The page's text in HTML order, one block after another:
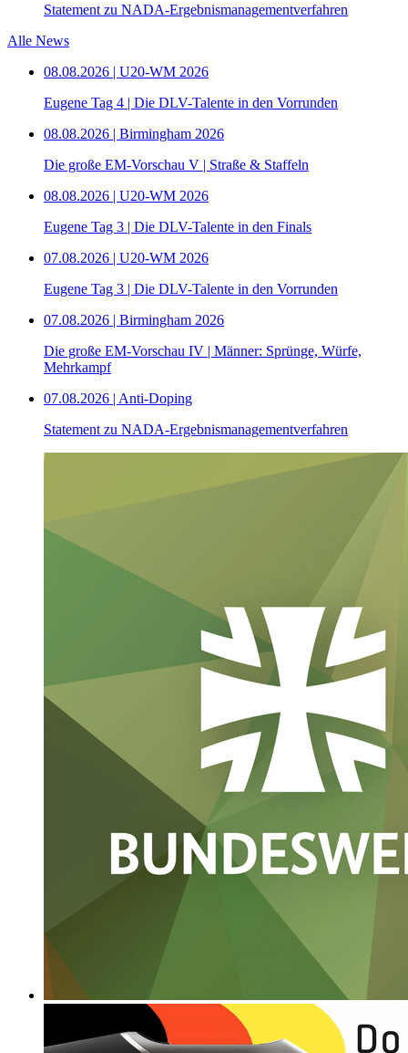
Statement zu NADA-Ergebnismanagementverfahren
Alle News
08.08.2026 | U20-WM 2026
Eugene Tag 4 | Die DLV-Talente in den Vorrunden
08.08.2026 | Birmingham 2026
Die große EM-Vorschau V | Straße & Staffeln
08.08.2026 | U20-WM 2026
Eugene Tag 3 | Die DLV-Talente in den Finals
07.08.2026 | U20-WM 2026
Eugene Tag 3 | Die DLV-Talente in den Vorrunden
07.08.2026 | Birmingham 2026
Die große EM-Vorschau IV | Männer: Sprünge, Würfe,
Mehrkampf
07.08.2026 | Anti-Doping
Statement zu NADA-Ergebnismanagementverfahren